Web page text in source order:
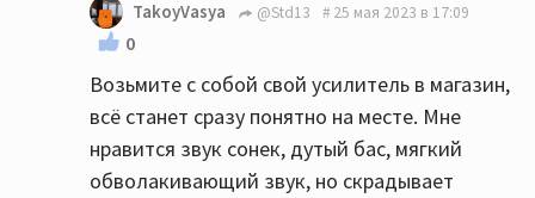
TakoyVasya @Std13 25 мая 2023 в 17:09
0
Возьмите с собой свой усилитель в магазин,
всё станет сразу понятно на месте. Мне
нравится звук сонек, дутый бас, мягкий
обволакивающий звук, но скрадывает